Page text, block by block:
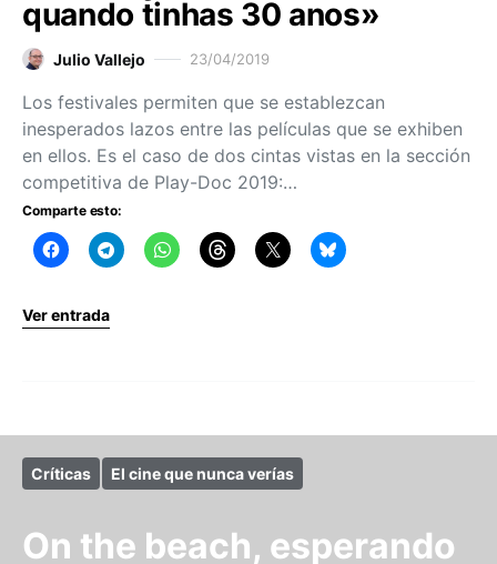
quando tinhas 30 anos»
Julio Vallejo 23/04/2019
Los festivales permiten que se establezcan
inesperados lazos entre las películas que se exhiben
en ellos. Es el caso de dos cintas vistas en la sección
competitiva de Play-Doc 2019:…
Comparte esto:
Ver entrada
Críticas El cine que nunca verías
On the beach, esperando